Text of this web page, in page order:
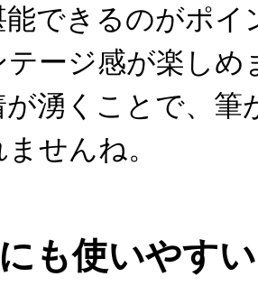
できるのがポイ
テージ感が楽しめ
が湧くことで、
せんね。
も使いやす